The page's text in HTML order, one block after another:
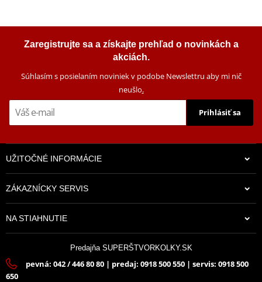
Zaregistrujte sa a získajte prehľad o novinkách a
akciách.
Súhlasím s posielaním noviniek v podobe Newslettru aby mi nič
neušlo.
Prihlásiť sa
UŽITOČNÉ INFORMÁCIE
ZÁKAZNÍCKY SERVIS
NA STIAHNUTIE
Predajňa SUPERŠTVORKOLKY.SK
pevná: 042 / 446 80 80 | predaj: 0918 500 550 | servis: 0918 500
650